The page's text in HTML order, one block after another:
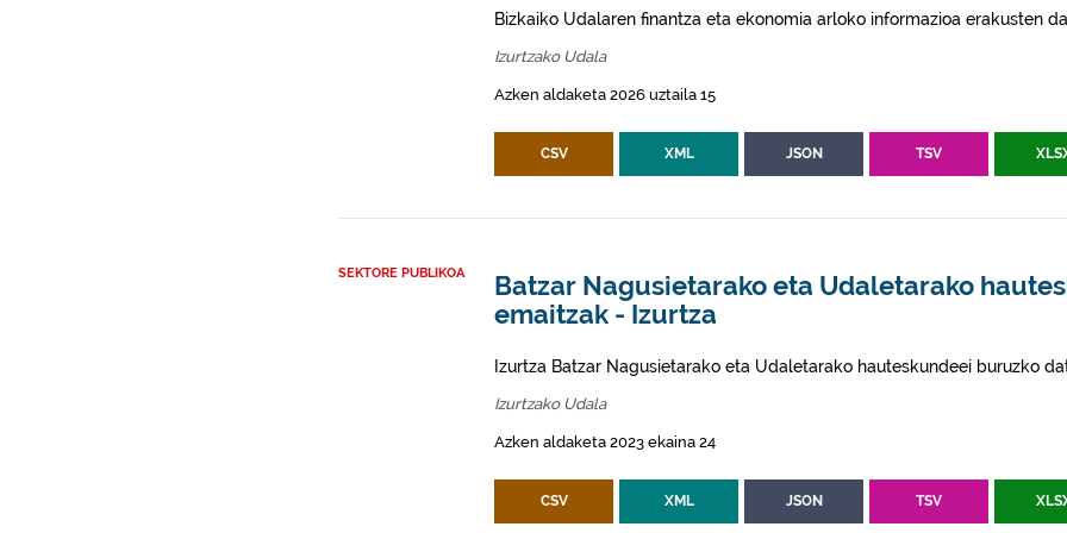
Bizkaiko Udalaren finantza eta ekonomia arloko informazioa erakusten
Izurtzako Udala
Azken aldaketa 2026 uztaila 15
CSV XML JSON TSV
SEKTORE PUBLIKOA
Batzar Nagusietarako eta Udaletarako
emaitzak - Izurtza
Izurtza Batzar Nagusietarako eta Udaletarako hauteskundeei buruzko
Izurtzako Udala
Azken aldaketa 2023 ekaina 24
CSV XML JSON TSV